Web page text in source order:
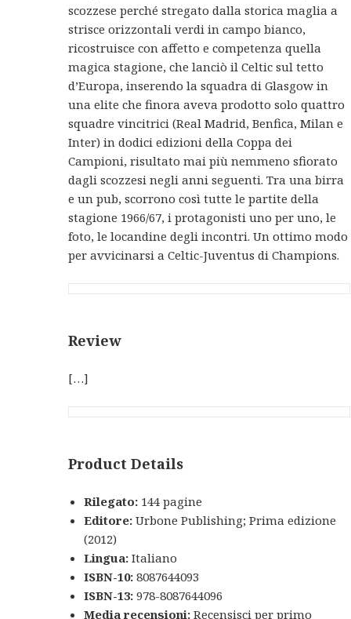
scozzese perché stregato dalla storica maglia a
strisce orizzontali verdi in campo bianco,
ricostruisce con affetto e competenza quella
magica stagione, che lanciò il Celtic sul tetto
d’Europa, inserendo la squadra di Glasgow in
una elite che finora aveva prodotto solo quattro
squadre vincitrici (Real Madrid, Benfica, Milan e
Inter) in dodici edizioni della Coppa dei
Campioni, risultato mai più nemmeno sfiorato
dagli scozzesi negli anni seguenti. Tra una birra
e un pub, scorrono così tutte le partite della
stagione 1966/67, i protagonisti uno per uno, le
foto, le locandine degli incontri. Un ottimo modo
per avvicinarsi a Celtic-Juventus di Champions.
Review
[…]
Product Details
Rilegato: 144 pagine
Editore: Urbone Publishing; Prima edizione
(2012)
Lingua: Italiano
ISBN-10: 8087644093
ISBN-13: 978-8087644096
Media recensioni: Recensisci per primo